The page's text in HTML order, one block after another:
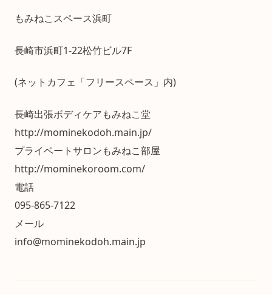
もみねこスペース浜町
長崎市浜町1-22松竹ビル7F
(ネットカフェ「フリースペース」内)
長崎出張ボディケアもみねこ堂
http://mominekodoh.main.jp/
プライベートサロンもみねこ部屋
http://mominekoroom.com/
電話
095-865-7122
メール
info@mominekodoh.main.jp